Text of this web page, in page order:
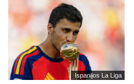
Ispanijos La Liga